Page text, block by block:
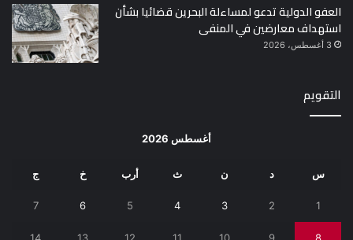
العفو الدولية تدعو لمساءلة البحرين قضائيا بشأن
استهداف معارضين في المنفى
3 أغسطس، 2026
التقويم
أغسطس 2026
س د ن ث أرب خ ج
1
2
3
4
5
6
7
8
9
10
11
12
13
14